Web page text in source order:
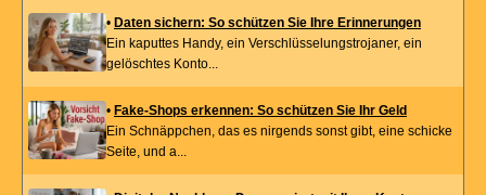
• Daten sichern: So schützen Sie Ihre Erinnerungen
Ein kaputtes Handy, ein Verschlüsselungstrojaner, ein
gelöschtes Konto...
• Fake-Shops erkennen: So schützen Sie Ihr Geld
Ein Schnäppchen, das es nirgends sonst gibt, eine schicke
Seite, und a...